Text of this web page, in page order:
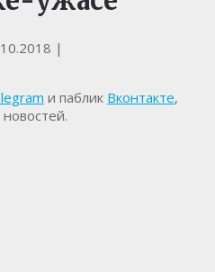
|
и паблик Вконтакте,